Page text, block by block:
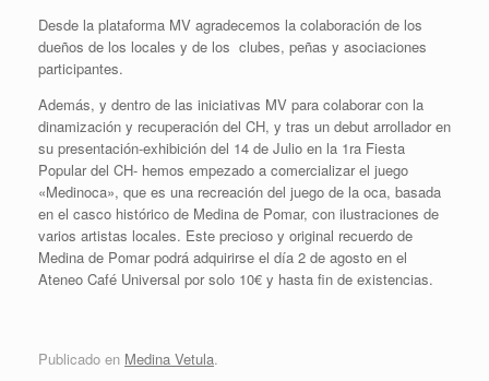
Desde la plataforma MV agradecemos la colaboración de los
dueños de los locales y de los clubes, peñas y asociaciones
participantes.
Además, y dentro de las iniciativas MV para colaborar con la
dinamización y recuperación del CH, y tras un debut arrollador en
su presentación-exhibición del 14 de Julio en la 1ra Fiesta
Popular del CH- hemos empezado a comercializar el juego
«Medinoca», que es una recreación del juego de la oca, basada
en el casco histórico de Medina de Pomar, con ilustraciones de
varios artistas locales. Este precioso y original recuerdo de
Medina de Pomar podrá adquirirse el día 2 de agosto en el
Ateneo Café Universal por solo 10€ y hasta fin de existencias.
Publicado en Medina Vetula.